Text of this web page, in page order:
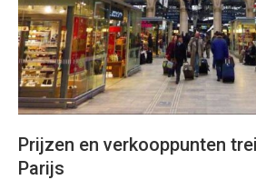
Prijzen en verkooppunten
Parijs